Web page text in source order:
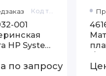
Код товара: 576932-001
001
HP System
по запросу